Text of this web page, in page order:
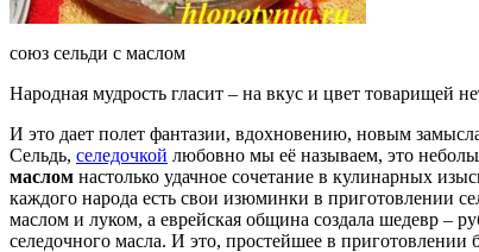
союз сельди с маслом
Народная мудрость гласит – на вкус и цвет товарищей
И это дает полет фантазии, вдохновению, новым
Сельдь, селедочкой любовно мы её называем, это
маслом настолько удачное сочетание в кулинарных
каждого народа есть свои изюминки в приготовлении
маслом и луком, а еврейская община создала шедевр –
селедочного масла. И это, простейшее в